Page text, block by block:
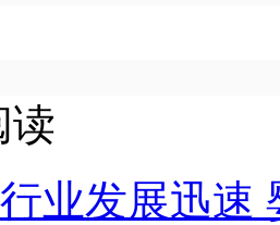
读
业发展迅速